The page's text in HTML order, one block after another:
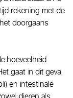
rekening met de
doorgaans
hoeveelheid
gaat in dit geval
en intestinale
dieren als